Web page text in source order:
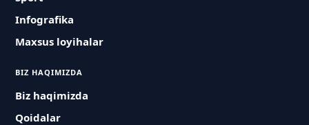
Infografika
Maxsus loyihalar
BIZ HAQIMIZDA
Biz haqimizda
Qoidalar